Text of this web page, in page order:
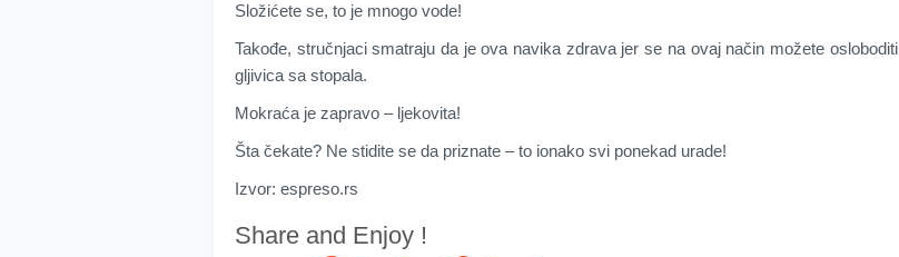
Složićete se, to je mnogo vode!
Takođe, stručnjaci smatraju da je ova navika zdrava jer se na ovaj način možete osloboditi
gljivica sa stopala.
Mokraća je zapravo – ljekovita!
Šta čekate? Ne stidite se da priznate – to ionako svi ponekad urade!
Izvor: espreso.rs
Share and Enjoy !